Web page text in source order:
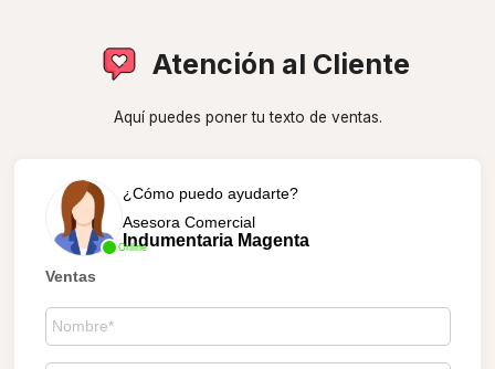
Atención al Cliente
Aquí puedes poner tu texto de ventas.
Online
¿Cómo puedo ayudarte?
Asesora Comercial
Indumentaria Magenta
Ventas